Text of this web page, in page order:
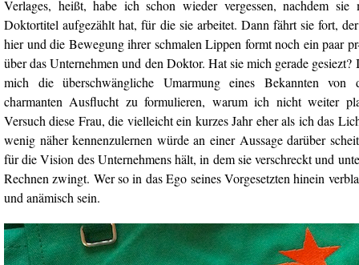
Verlages, heißt, habe ich schon wieder vergessen, nachdem
Doktortitel aufgezählt hat, für die sie arbeitet. Dann fährt sie fort,
hier und die Bewegung ihrer schmalen Lippen formt noch ein paar
über das Unternehmen und den Doktor. Hat sie mich gerade
mich die überschwängliche Umarmung eines Bekannten
charmanten Ausflucht zu formulieren, warum ich nicht weiter
Versuch diese Frau, die vielleicht ein kurzes Jahr eher als ich das
wenig näher kennenzulernen würde an einer Aussage darüber
für die Vision des Unternehmens hält, in dem sie verschreckt und
Rechnen zwingt. Wer so in das Ego seines Vorgesetzten hinein
und anämisch sein.